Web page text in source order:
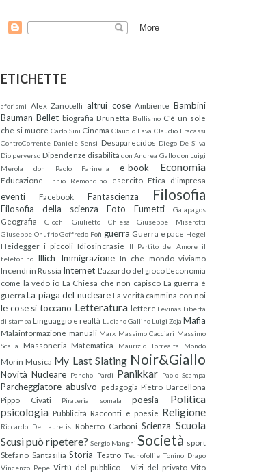
ETICHETTE
aforismi Alex Zanotelli altrui cose Ambiente Bambini
Bauman Bellet biografia Brunetta Bullismo C'è un sole
che si muore Carlo Sini Cinema Claudio Fava Claudio Fracassi
ControCorrente Daniele Sensi Desaparecidos Diego De Silva
Dio perverso Dipendenze disabilità don Andrea Gallo don Luigi
Merola
don Paolo Farinella e-book Economia
Educazione Ennio Remondino esercito Etica d'impresa
eventi Facebook Fantascienza Filosofia
Filosofia della scienza Foto Fumetti Galapagos
Geografia Giochi Giulietto Chiesa
Giuseppe Miserotti
Giuseppe Onufrio Goffredo Fofi guerra Guerra e pace Hegel
Heidegger i piccoli Idiosincrasie Il Partito dell'Amore il
telefonino Illich Immigrazione In che mondo viviamo
Incendi in Russia Internet L'azzardo del gioco L'economia
come la vedo io La Chiesa che non capisco La guerra è
guerra La piaga del nucleare La verità cammina con noi
le cose si toccano Letteratura lettere Levinas Libertà
di stampa Linguaggio e realtà Luciano Gallino Luigi Zoja Mafia
Malainformazione manuali Marx Massimo Cacciari Massimo
Scalia
Massoneria Matematica Maurizio Torrealta Mondo
Morin Musica My Last Slating Noir&Giallo
Novità Nucleare Pancho Pardi Panikkar Paolo Scampa
Parcheggiatore abusivo pedagogia Pietro Barcellona
Pippo Civati
Pirateria somala poesia
Politica
psicologia Pubblicità Racconti e poesie Religione
Riccardo De Lauretis Roberto Carboni Scienza Scuola
Scusi può ripetere? Sergio Manghi Società sport
Stefano Santasilia Storia Teatro Tecnofollie Tonino Drago
Vincenzo Pepe Virtù del pubblico - Vizi del privato Vito